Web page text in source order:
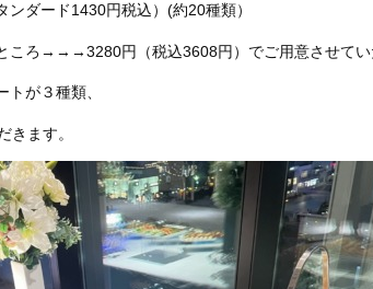
ダード1430円税込）(約20種類）
ころ→→→3280円（税込3608円）でご用意させて
が３種類、
きます。